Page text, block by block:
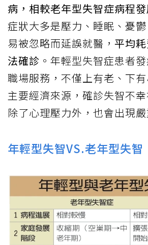
病，相較老年型失智症病程
症狀大多是壓力、睡眠、憂
易被忽略而延誤就醫， 平均
法確診 。年輕型失智症患者
職場服務，不僅上有老、下
主要經濟來源，確診失智不幸
除了心理壓力外，也會出現
年輕型失智VS.老年型失智